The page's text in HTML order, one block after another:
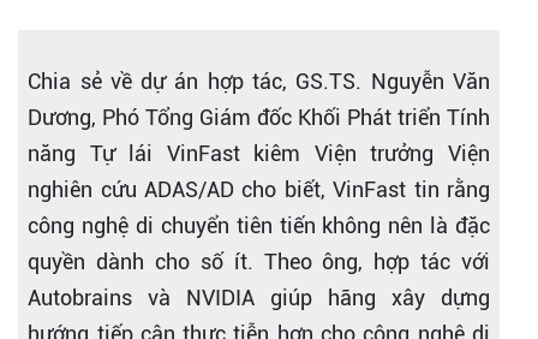
Chia sẻ về dự án hợp tác, GS.TS. Nguyễn Văn
Dương, Phó Tổng Giám đốc Khối Phát triển Tính
năng Tự lái VinFast kiêm Viện trưởng Viện
nghiên cứu ADAS/AD cho biết, VinFast tin rằng
công nghệ di chuyển tiên tiến không nên là đặc
quyền dành cho số ít. Theo ông, hợp tác với
Autobrains và NVIDIA giúp hãng xây dựng
hướng tiếp cận thực tiễn hơn cho công nghệ di